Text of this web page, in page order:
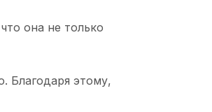
она не только
Благодаря этому,